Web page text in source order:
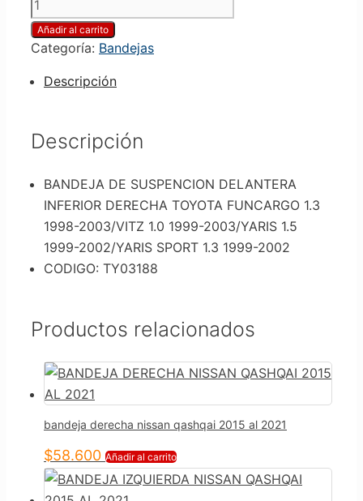
Añadir al carrito
Categoría: Bandejas
Descripción
Descripción
BANDEJA DE SUSPENCION DELANTERA
INFERIOR DERECHA TOYOTA FUNCARGO 1.3
1998-2003/VITZ 1.0 1999-2003/YARIS 1.5
1999-2002/YARIS SPORT 1.3 1999-2002
CODIGO: TY03188
Productos relacionados
bandeja derecha nissan qashqai 2015 al 2021
$58.600 Añadir al carrito